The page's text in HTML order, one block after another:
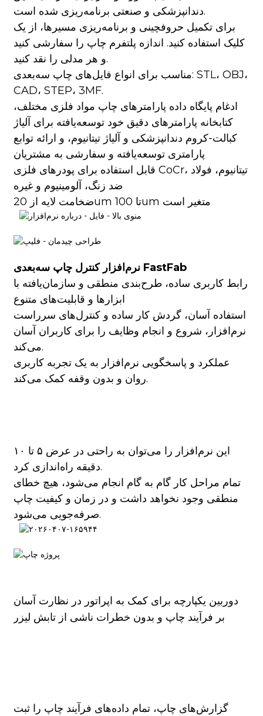
دندانپزشکی و صنعتی برنامه‌ریزی شده است.
برای تکمیل حروفچینی و برنامه‌ریزی مسیرها، از یک
کلیک استفاده کنید. اندازه پلتفرم چاپ را سفارشی کنید
و هر مدلی را نقد کنید.
مناسب برای انواع فایل‌های چاپ سه‌بعدی: STL، OBJ،
CAD، STEP، 3MF.
ادغام پایگاه داده پارامترهای چاپ مواد فلزی مختلف،
کتابخانه پارامترهای دقیق خود توسعه‌یافته برای آلیاژ
کبالت-کروم دندانپزشکی و آلیاژ تیتانیوم، و ارائه توابع
پارامتری توسعه‌یافته و سفارشی به مشتریان
قابل استفاده برای پودرهای فلزی CoCr، تیتانیوم، فولاد
ضد زنگ، آلومینیوم و غیره
ضخامت لایه از 20um تا 100um متغیر است
نرم‌افزار کنترل چاپ سه‌بعدی FastFab
رابط کاربری ساده، طرح‌بندی منطقی و سازمان‌یافته با
ابزارها و قابلیت‌های متنوع
استفاده آسان، گردش کار ساده و کنترل‌های سرراست
نرم‌افزار، شروع و انجام وظایف را برای کاربران آسان
می‌کند.
عملکرد و پاسخگویی نرم‌افزار به یک تجربه کاربری
روان و بدون وقفه کمک می‌کند.
این نرم‌افزار را می‌توان به راحتی در عرض ۵ تا ۱۰
دقیقه راه‌اندازی کرد.
تمام مراحل کار گام به گام انجام می‌شود، هیچ خطای
منطقی وجود نخواهد داشت و در زمان و کیفیت چاپ
صرفه‌جویی می‌شود.
دوربین یکپارچه برای کمک به اپراتور در نظارت آسان
بر فرآیند چاپ و بدون خطرات ناشی از تابش لیزر
گزارش‌های چاپ، تمام داده‌های فرآیند چاپ را ثبت